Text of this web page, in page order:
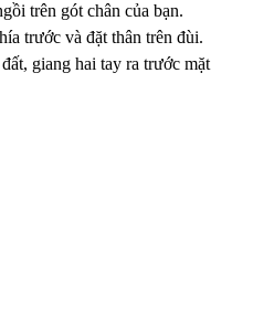
trên gót chân của bạn.
trước và đặt thân trên đùi.
giang hai tay ra trước mặt